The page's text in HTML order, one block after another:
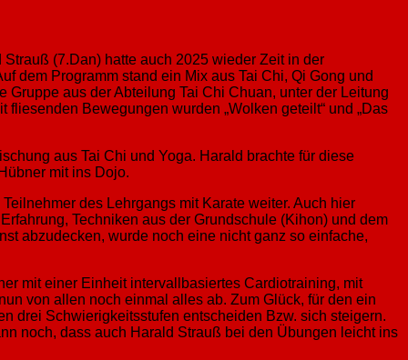
(7.Dan) hatte auch 2025 wieder Zeit in der
dem Programm stand ein Mix aus Tai Chi, Qi Gong und
Gruppe aus der Abteilung Tai Chi Chuan, unter der Leitung
Bewegungen wurden „Wolken geteilt“ und „Das
aus Tai Chi und Yoga. Harald brachte für diese
mit ins Dojo.
des Lehrgangs mit Karate weiter. Auch hier
Techniken aus der Grundschule (Kihon) und dem
abzudecken, wurde noch eine nicht ganz so einfache,
mit einer Einheit intervallbasiertes Cardiotraining, mit
von allen noch einmal alles ab. Zum Glück, für den ein
drei Schwierigkeitsstufen entscheiden Bzw. sich steigern.
noch, dass auch Harald Strauß bei den Übungen leicht ins